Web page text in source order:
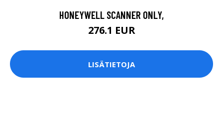
HONEYWELL SCANNER ONLY,
276.1 EUR
LISÄTIETOJA